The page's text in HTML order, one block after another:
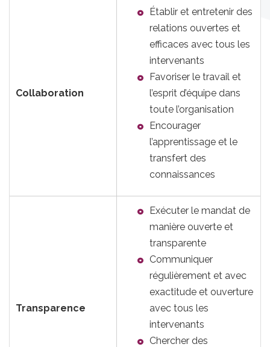
Collaboration
Établir et entretenir des
relations ouvertes et
efficaces avec tous les
intervenants
Favoriser le travail et
l’esprit d’équipe dans
toute l’organisation
Encourager
l’apprentissage et le
transfert des
connaissances
Transparence
Exécuter le mandat de
manière ouverte et
transparente
Communiquer
régulièrement et avec
exactitude et ouverture
avec tous les
intervenants
Chercher des